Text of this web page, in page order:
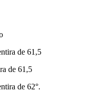
de 61,5
de 61,5
de 62°.